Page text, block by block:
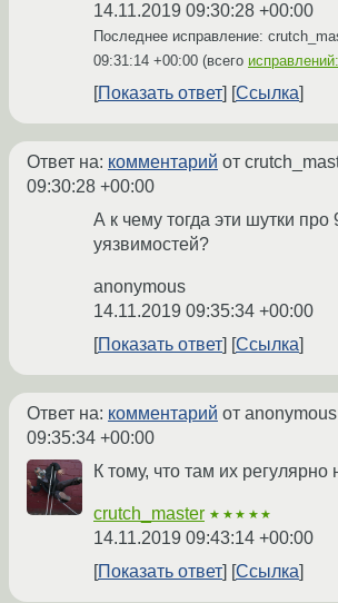
14.11.2019 09:30:28 +00:00
Последнее исправление:
09:31:14 +00:00 (всего
Показать ответ Ссылка
Ответ на: комментарий от
09:30:28 +00:00
А к чему тогда эти шутки про
уязвимостей?
anonymous
14.11.2019 09:35:34 +00:00
Показать ответ
Ссылка
Ответ на: комментарий от anonymous
09:35:34 +00:00
К тому, что там их регулярно
crutch_master ★★★★★
14.11.2019 09:43:14 +00:00
Показать ответ
Ссылка